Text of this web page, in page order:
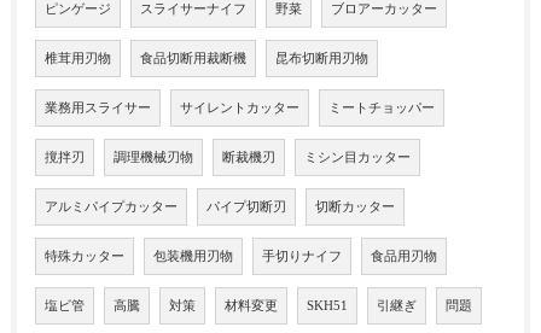
ピンゲージ スライサーナイフ 野菜 ブロアーカッター
椎茸用刃物 食品切断用裁断機 昆布切断用刃物
業務用スライサー サイレントカッター ミートチョッパー
撹拌刃 調理機械刃物 断裁機刃 ミシン目カッター
アルミパイプカッター パイプ切断刃 切断カッター
特殊カッター 包装機用刃物 手切りナイフ 食品用刃物
塩ビ管 高騰 対策 材料変更 SKH51 引継ぎ 問題